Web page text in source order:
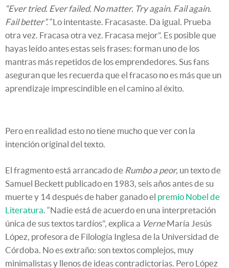
“Ever tried. Ever failed. No matter. Try again. Fail again.
Fail better”.“Lo intentaste. Fracasaste. Da igual. Prueba
otra vez. Fracasa otra vez. Fracasa mejor”. Es posible que
hayas leído antes estas seis frases: forman uno de los
mantras más repetidos de los emprendedores. Sus fans
aseguran que les recuerda que el fracaso no es más que un
aprendizaje imprescindible en el camino al éxito.
Pero en realidad esto no tiene mucho que ver con la
intención original del texto.
El fragmento está arrancado de Rumbo a peor, un texto de
Samuel Beckett publicado en 1983, seis años antes de su
muerte y 14 después de haber ganado el premio Nobel de
Literatura. “Nadie está de acuerdo en una interpretación
única de sus textos tardíos", explica a VerneMaría Jesús
López, profesora de Filología Inglesa de la Universidad de
Córdoba. No es extraño: son textos complejos, muy
minimalistas y llenos de ideas contradictorias. Pero López